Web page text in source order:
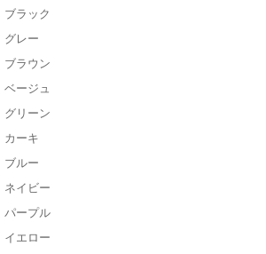
ブラック
グレー
ブラウン
ベージュ
グリーン
カーキ
ブルー
ネイビー
パープル
イエロー